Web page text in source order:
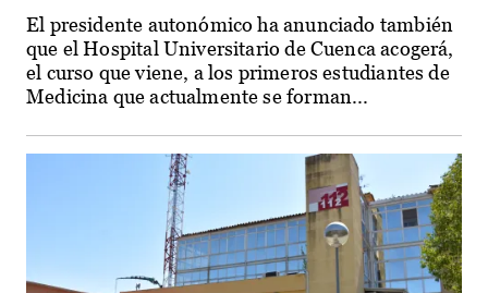
El presidente autonómico ha anunciado también
que el Hospital Universitario de Cuenca acogerá,
el curso que viene, a los primeros estudiantes de
Medicina que actualmente se forman...